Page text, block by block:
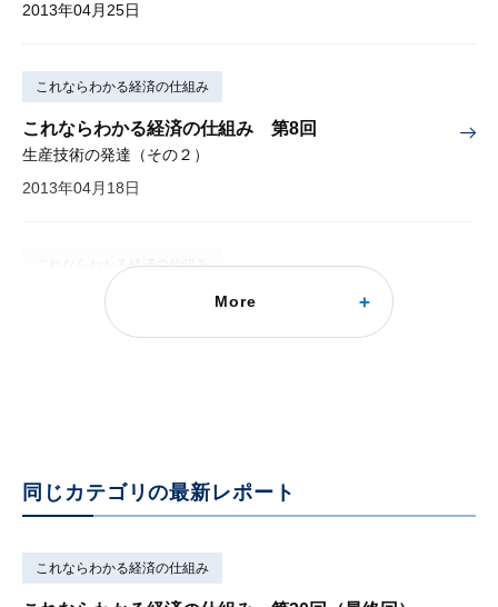
2013年04月25日
これならわかる経済の仕組み
これならわかる経済の仕組み 第8回
生産技術の発達（その２）
2013年04月18日
これならわかる経済の仕組み
これならわかる経済の仕組み 第11回
賃金の決まり方
More
同じカテゴリの最新レポート
これならわかる経済の仕組み